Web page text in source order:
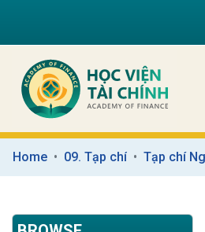
Home 09. Tạp chí Tạp chí